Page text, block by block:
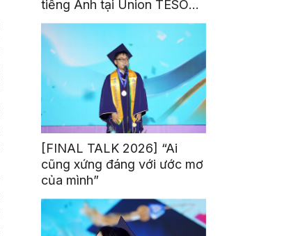
tiếng Anh tại Union TESOL
2026 ở Singapore
[FINAL TALK 2026] “Ai
cũng xứng đáng với ước mơ
của mình”